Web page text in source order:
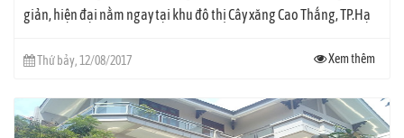
giản, hiện đại nằm ngay tại khu đô thị Cây xăng Cao Thắng, TP.Hạ
Thứ bảy, 12/08/2017 Xem thêm